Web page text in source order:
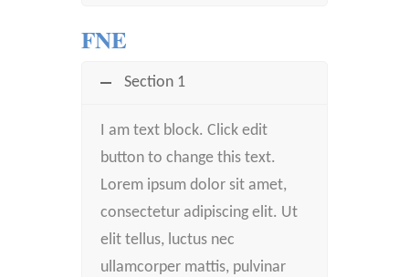
FNE
Section 1
I am text block. Click edit
button to change this text.
Lorem ipsum dolor sit amet,
consectetur adipiscing elit. Ut
elit tellus, luctus nec
ullamcorper mattis, pulvinar